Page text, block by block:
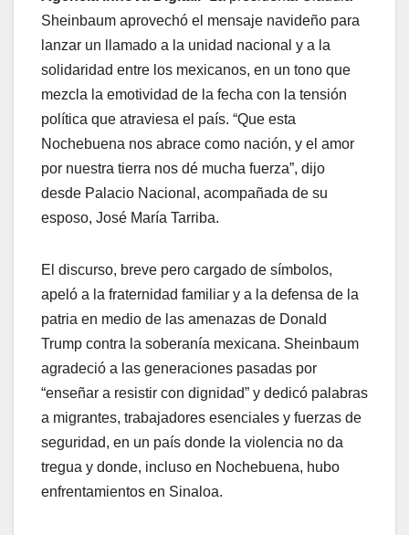
Sheinbaum aprovechó el mensaje navideño para
lanzar un llamado a la unidad nacional y a la
solidaridad entre los mexicanos, en un tono que
mezcla la emotividad de la fecha con la tensión
política que atraviesa el país. “Que esta
Nochebuena nos abrace como nación, y el amor
por nuestra tierra nos dé mucha fuerza”, dijo
desde Palacio Nacional, acompañada de su
esposo, José María Tarriba.
El discurso, breve pero cargado de símbolos,
apeló a la fraternidad familiar y a la defensa de la
patria en medio de las amenazas de Donald
Trump contra la soberanía mexicana. Sheinbaum
agradeció a las generaciones pasadas por
“enseñar a resistir con dignidad” y dedicó palabras
a migrantes, trabajadores esenciales y fuerzas de
seguridad, en un país donde la violencia no da
tregua y donde, incluso en Nochebuena, hubo
enfrentamientos en Sinaloa.